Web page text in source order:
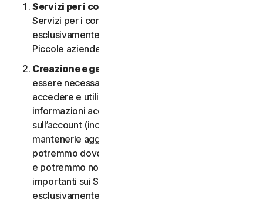
Servizi per i consumatori o aziendali
Servizi per i consumatori sono concepiti e adatti
esclusivamente per i consumatori, non per le
Piccole aziende.
Creazione e gestione di un account.
essere necessario disporre di un account per
accedere e utilizzare i Servizi. È importante fornire
informazioni accurate, complete e aggiornate
sull’account (incluso un indirizzo e-mail valido) e
mantenerle aggiornate. In caso contrario,
potremmo dover sospendere o chiudere l’account
e potremmo non riuscire a inviare notifiche
importanti sui Servizi. L’account è personale ed
esclusivamente a uso dell’Utente (o, se consentito